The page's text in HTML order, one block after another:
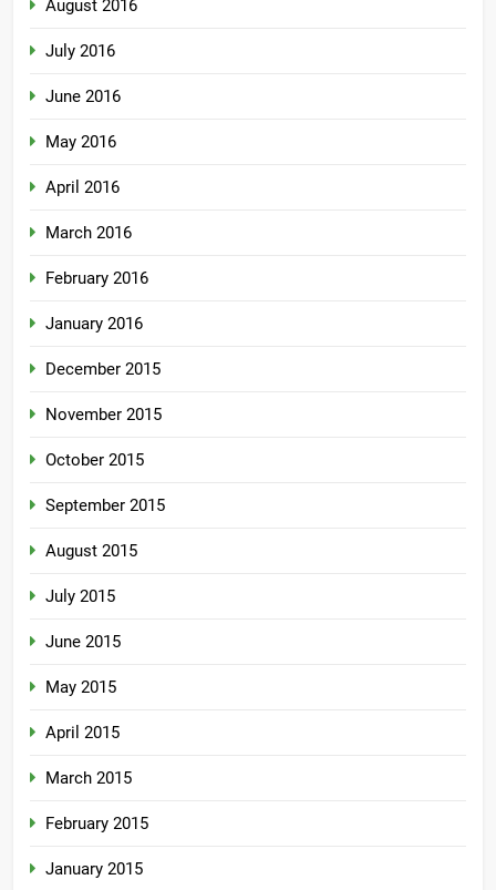
August 2016
July 2016
June 2016
May 2016
April 2016
March 2016
February 2016
January 2016
December 2015
November 2015
October 2015
September 2015
August 2015
July 2015
June 2015
May 2015
April 2015
March 2015
February 2015
January 2015